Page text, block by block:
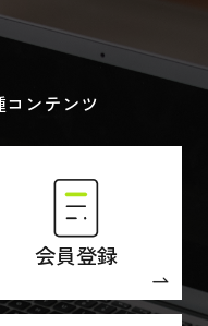
コンテンツ
会員登録